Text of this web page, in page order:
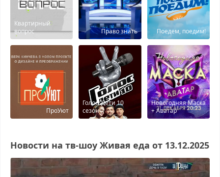
Квартирный
вопрос
Право знать Поедем, поедим!
ПроУют
Голос. Дети 10
сезон
Новогодняя Маска
+ Аватар
Новости на тв-шоу Живая еда от 13.12.2025